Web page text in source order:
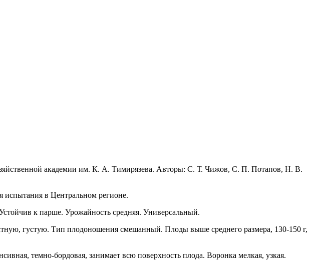
академии им. К. А. Тимирязева. Авторы: С. Т. Чижов, С. П. Потапов, Н. В.
испытания в Центральном регионе.
к парше. Урожайность средняя. Универсальный.
густую. Тип плодоношения смешанный. Плоды выше среднего размера, 130-150 г,
темно-бордовая, занимает всю поверхность плода. Воронка мелкая, узкая.